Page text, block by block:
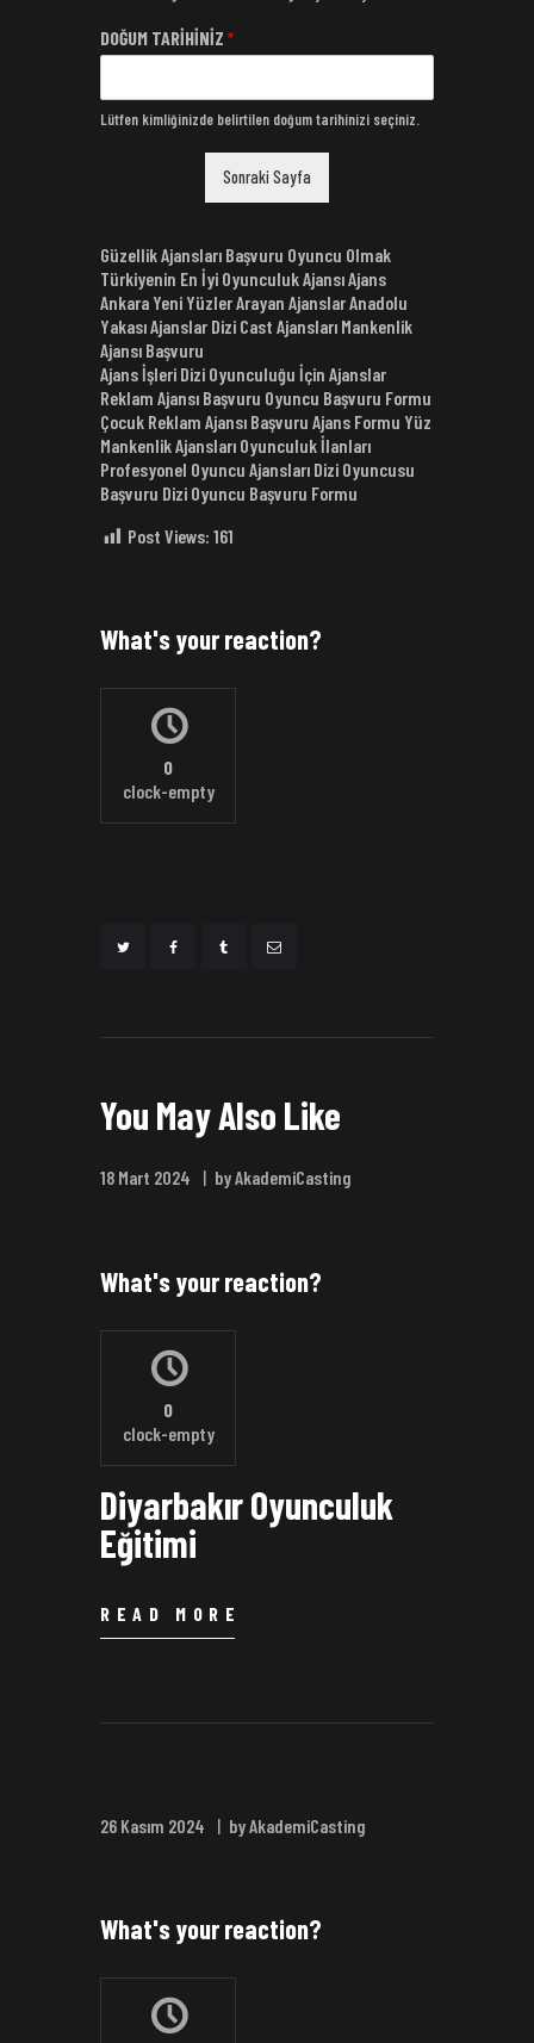
DOĞUM TARİHİNİZ *
Lütfen kimliğinizde belirtilen doğum tarihinizi seçiniz.
Sonraki Sayfa
Güzellik Ajansları Başvuru Oyuncu Olmak
Türkiyenin En İyi Oyunculuk Ajansı Ajans
Ankara Yeni Yüzler Arayan Ajanslar Anadolu
Yakası Ajanslar Dizi Cast Ajansları Mankenlik
Ajansı Başvuru
Ajans İşleri Dizi Oyunculuğu İçin Ajanslar
Reklam Ajansı Başvuru Oyuncu Başvuru Formu
Çocuk Reklam Ajansı Başvuru Ajans Formu Yüz
Mankenlik Ajansları Oyunculuk İlanları
Profesyonel Oyuncu Ajansları Dizi Oyuncusu
Başvuru Dizi Oyuncu Başvuru Formu
Post Views: 161
What's your reaction?
0
clock-empty
You May Also Like
18 Mart 2024 by AkademiCasting
What's your reaction?
0
clock-empty
Diyarbakır Oyunculuk
Eğitimi
READ MORE
26 Kasım 2024 by AkademiCasting
What's your reaction?